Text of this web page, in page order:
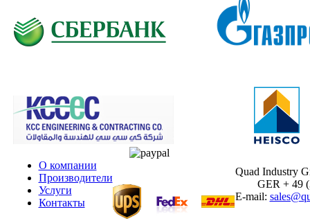
О компании
Производители
Услуги
Контакты
Quad Industry
GER + 49
E-mail: